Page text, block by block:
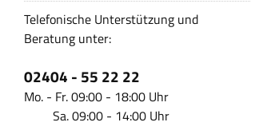
Telefonische Unterstützung und
Beratung unter:
02404 - 55 22 22
Mo. - Fr. 09:00 - 18:00 Uhr
Sa. 09:00 - 14:00 Uhr